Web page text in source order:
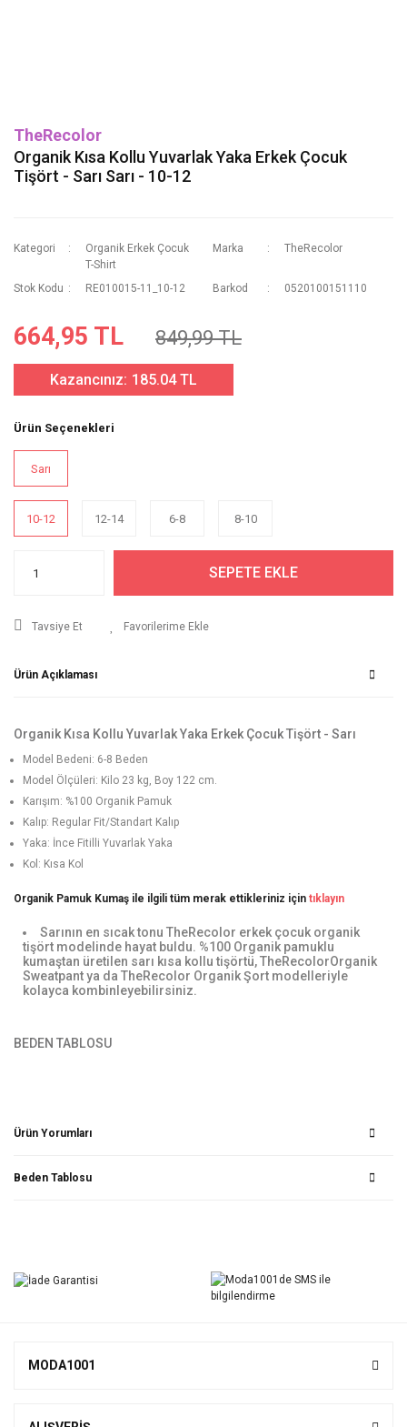
TheRecolor
Organik Kısa Kollu Yuvarlak Yaka Erkek Çocuk
Tişört - Sarı Sarı - 10-12
Kategori
Organik Erkek Çocuk
T-Shirt
Marka TheRecolor
Stok Kodu RE010015-11_10-12 Barkod 0520100151110
664,95 TL 849,99 TL
Kazancınız: 185.04 TL
Ürün Seçenekleri
Sarı
10-12 12-14 6-8 8-10
SEPETE EKLE
Tavsiye Et
Ürün Açıklaması
Organik Kısa Kollu Yuvarlak Yaka Erkek Çocuk Tişört - Sarı
Model Bedeni: 6-8 Beden
Model Ölçüleri: Kilo 23 kg, Boy 122 cm.
Karışım: %100 Organik Pamuk
Kalıp: Regular Fit/Standart Kalıp
Yaka: İnce Fitilli Yuvarlak Yaka
Kol: Kısa Kol
Organik Pamuk Kumaş ile ilgili tüm merak ettikleriniz için tıklayın
Sarının en sıcak tonu TheRecolor erkek çocuk organik
tişört modelinde hayat buldu. %100 Organik pamuklu
kumaştan üretilen sarı kısa kollu tişörtü, TheRecolorOrganik
Sweatpant ya da TheRecolor Organik Şort modelleriyle
kolayca kombinleyebilirsiniz.
BEDEN TABLOSU
Ürün Yorumları
Beden Tablosu
MODA1001